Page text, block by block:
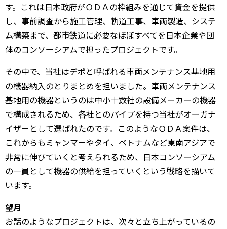
す。これは日本政府がＯＤＡの枠組みを通じて資金を提供
し、事前調査から施工管理、軌道工事、車両製造、システ
ム構築まで、都市鉄道に必要なほぼすべてを日本企業や団
体のコンソーシアムで担ったプロジェクトです。
その中で、当社はデポと呼ばれる車両メンテナンス基地用
の機器納入のとりまとめを担いました。車両メンテナンス
基地用の機器というのは中小十数社の設備メーカーの機器
で構成されるため、各社とのパイプを持つ当社がオーガナ
イザーとして選ばれたのです。このようなＯＤＡ案件は、
これからもミャンマーやタイ、ベトナムなど東南アジアで
非常に伸びていくと考えられるため、日本コンソーシアム
の一員として機器の供給を担っていくという戦略を描いて
います。
望月
お話のようなプロジェクトは、次々と立ち上がっているの